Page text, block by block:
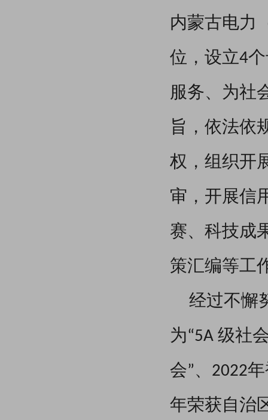
内蒙古电力
位， 设立4
服务、为社
旨，依法依
权，组织开
审，开展信
赛、科技成
策汇编等工
经过不懈
为“5A 级社
会”、2022
年荣获自治